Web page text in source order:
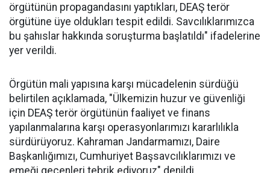
örgütünün propagandasını yaptıkları, DEAŞ terör
örgütüne üye oldukları tespit edildi. Savcılıklarımızca
bu şahıslar hakkında soruşturma başlatıldı" ifadelerine
yer verildi.
Örgütün mali yapısına karşı mücadelenin sürdüğü
belirtilen açıklamada, "Ülkemizin huzur ve güvenliği
için DEAŞ terör örgütünün faaliyet ve finans
yapılanmalarına karşı operasyonlarımızı kararlılıkla
sürdürüyoruz. Kahraman Jandarmamızı, Daire
Başkanlığımızı, Cumhuriyet Başsavcılıklarımızı ve